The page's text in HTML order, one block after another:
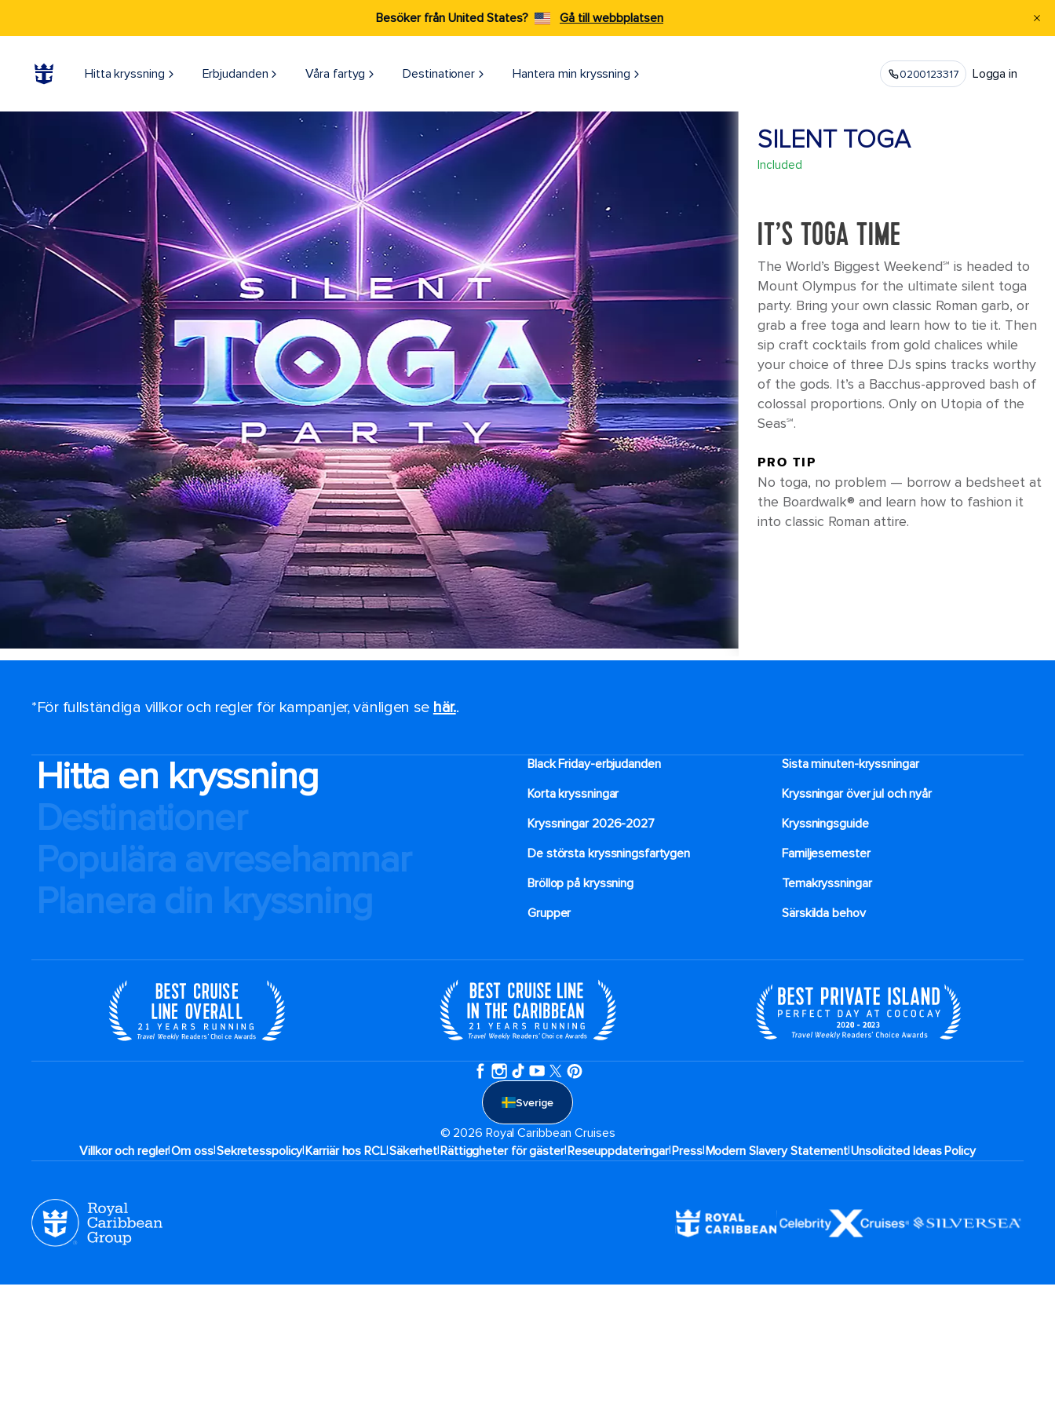
Besöker från United States? Gå till webbplatsen
Hitta kryssning Erbjudanden Våra fartyg Destinationer Hantera min kryssning 0200123317 Logga in
SILENT TOGA
Included
IT’S TOGA TIME
The World’s Biggest Weekend℠ is headed to
Mount Olympus for the ultimate silent toga
party. Bring your own classic Roman garb, or
grab a free toga and learn how to tie it. Then
sip craft cocktails from gold chalices while
your choice of three DJs spins tracks worthy
of the gods. It’s a Bacchus-approved bash of
colossal proportions. Only on Utopia of the
Seas℠.
PRO TIP
No toga, no problem — borrow a bedsheet at
the Boardwalk® and learn how to fashion it
into classic Roman attire.
*För fullständiga villkor och regler för kampanjer, vänligen se här..
Hitta en kryssning
Destinationer
Populära avresehamnar
Planera din kryssning
Black Friday-erbjudanden
Sista minuten-kryssningar
Korta kryssningar
Kryssningar över jul och nyår
Kryssningar 2026-2027
Kryssningsguide
De största kryssningsfartygen
Familjesemester
Bröllop på kryssning
Temakryssningar
Grupper
Särskilda behov
Sverige
© 2026 Royal Caribbean Cruises
Villkor och regler|Om oss|Sekretesspolicy|Karriär hos RCL|Säkerhet|Rättiggheter för gäster|Reseuppdateringar​|Press|Modern Slavery Statement|Unsolicited Ideas Policy